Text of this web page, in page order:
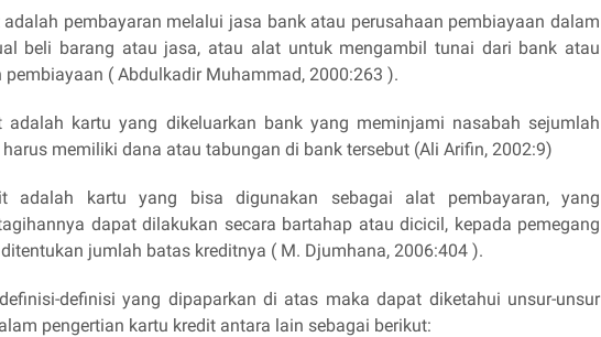
adalah pembayaran melalui jasa bank atau perusahaan pembiayaan dalam
beli barang atau jasa, atau alat untuk mengambil tunai dari bank atau
pembiayaan ( Abdulkadir Muhammad, 2000:263 ).
adalah kartu yang dikeluarkan bank yang meminjami nasabah sejumlah
memiliki dana atau tabungan di bank tersebut (Ali Arifin, 2002:9)
adalah kartu yang bisa digunakan sebagai alat pembayaran, yang
dapat dilakukan secara bartahap atau dicicil, kepada pemegang
jumlah batas kreditnya ( M. Djumhana, 2006:404 ).
definisi yang dipaparkan di atas maka dapat diketahui unsur-unsur
pengertian kartu kredit antara lain sebagai berikut: